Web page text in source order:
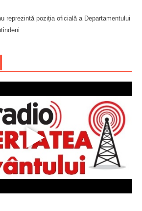
reprezintă poziția oficială a Departamentului